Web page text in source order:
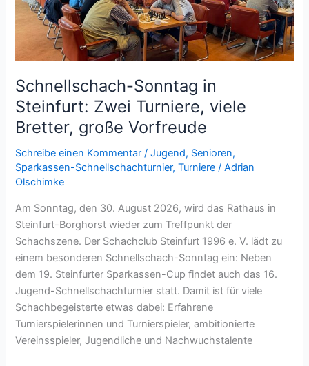
Schnellschach-Sonntag in
Steinfurt: Zwei Turniere, viele
Bretter, große Vorfreude
Schreibe einen Kommentar /Jugend, Senioren,
Sparkassen-Schnellschachturnier,Turniere /Adrian
Olschimke
Am Sonntag, den 30. August 2026, wird das Rathaus in
Steinfurt-Borghorst wieder zum Treffpunkt der
Schachszene. Der Schachclub Steinfurt 1996 e. V. lädt zu
einem besonderen Schnellschach-Sonntag ein: Neben
dem 19. Steinfurter Sparkassen-Cup findet auch das 16.
Jugend-Schnellschachturnier statt. Damit ist für viele
Schachbegeisterte etwas dabei: Erfahrene
Turnierspielerinnen und Turnierspieler, ambitionierte
Vereinsspieler, Jugendliche und Nachwuchstalente